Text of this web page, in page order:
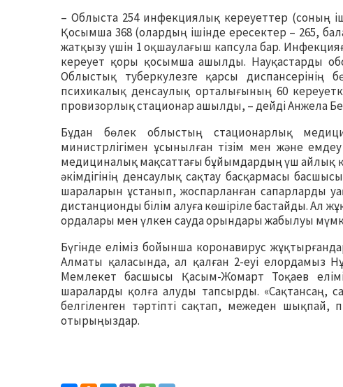
– Облыста 254 инфекциялық кереуеттер (соның
Қосымша 368 (олардың ішінде ересектер – 265,
жатқызу үшін 1 оқшаулағыш капсула бар.
кереует қоры қосымша ашылды. Науқастарды
Облыстық туберкулезге қарсы диспансерінің
психикалық денсаулық орталығының 60
провизорлық стационар ашылды, – дейді Анжела
Бұдан бөлек облыстың стационарлық
министрлігімен ұсынылған тізім мен және
медициналық мақсаттағы бұйымдардың үш айлық
әкімдігінің денсаулық сақтау басқармасы
шараларын ұстанып, жоспарланған сапарларды
дистанционды білім алуға көшіріле бастайды. Ал
ордалары мен үлкен сауда орындары жабылуы
Бүгінде еліміз бойынша коронавирус
Алматы қаласында, ал қалған 2-еуі елордамыз
Мемлекет басшысы Қасым-Жомарт Тоқаев
шараларды қолға алуды тапсырды. «Сақтансаң,
белгіленген тәртіпті сақтап, межеден шықпай,
отырыңыздар.